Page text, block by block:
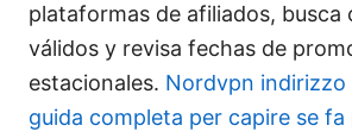
plataformas de afiliados, busca
válidos y revisa fechas de
estacionales. Nordvpn indirizzo
guida completa per capire se fa